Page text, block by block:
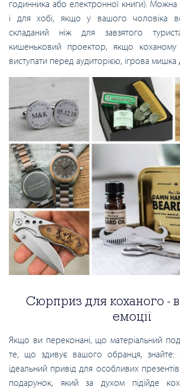
годинника або електронної книги).
і для хобі, якщо у вашого чоловіка
складаний ніж для завзятого
кишеньковий проектор, якщо коханому
виступати перед аудиторією, ігрова мишка
Сюрприз для коханого -
емоції
Якщо ви переконані, що матеріальний
те, що здивує вашого обранця,
ідеальний привід для особливих
подарунок, який за духом підійде